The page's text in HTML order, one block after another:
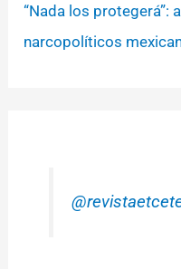
“Nada los protegerá”:
narcopolíticos